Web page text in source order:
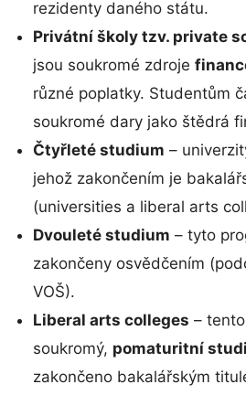
rezidenty daného státu.
Privátní školy tzv. private
jsou soukromé zdroje
různé poplatky. Studentům
soukromé dary jako štědrá
Čtyřleté studium –
jehož zakončením je
(universities a liberal arts
Dvouleté studium – tyto
zakončeny osvědčením
VOŠ).
Liberal arts colleges –
soukromý, pomaturitní
zakončeno bakalářským